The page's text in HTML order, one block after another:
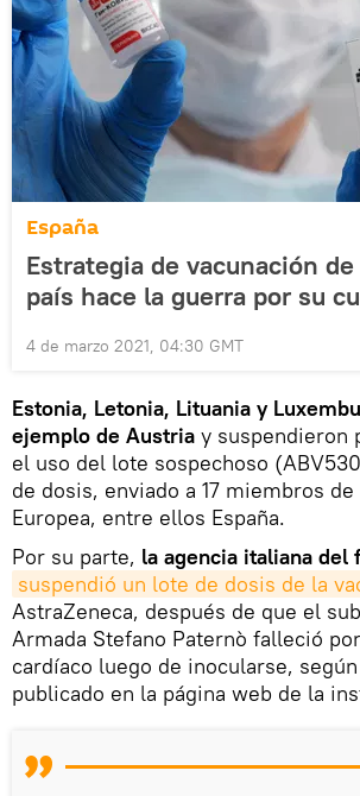
España
Estrategia de vacunación de
país hace la guerra por su
4 de marzo 2021, 04:30 GMT
Estonia, Letonia, Lituania y
ejemplo de Austria y suspendieron
el uso del lote sospechoso
de dosis, enviado a 17 miembros de
Europea, entre ellos España.
Por su parte, la agencia italiana del
suspendió un lote de dosis de la
AstraZeneca, después de que el
Armada Stefano Paternò falleció
cardíaco luego de inocularse,
publicado en la página web de la